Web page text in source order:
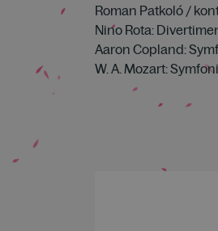
Roman Patkoló /
Nino Rota:
Aaron Copland:
W. A. Mozart: